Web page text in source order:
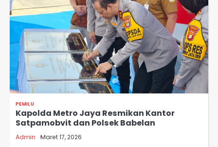
PEMILU
Kapolda Metro Jaya Resmikan Kantor
Satpamobvit dan Polsek Babelan
Admin Maret 17, 2026